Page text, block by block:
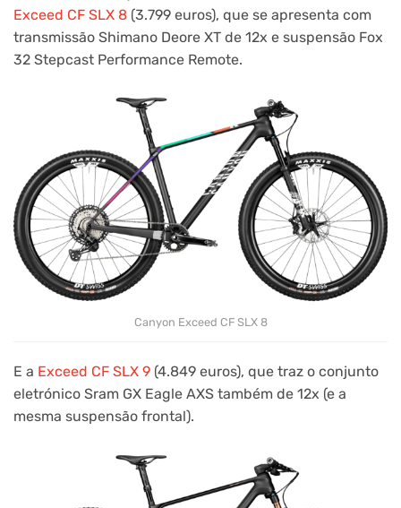
Exceed CF SLX 8 (3.799 euros), que se apresenta com
transmissão Shimano Deore XT de 12x e suspensão Fox
32 Stepcast Performance Remote.
Canyon Exceed CF SLX 8
E a Exceed CF SLX 9 (4.849 euros), que traz o conjunto
eletrónico Sram GX Eagle AXS também de 12x (e a
mesma suspensão frontal).